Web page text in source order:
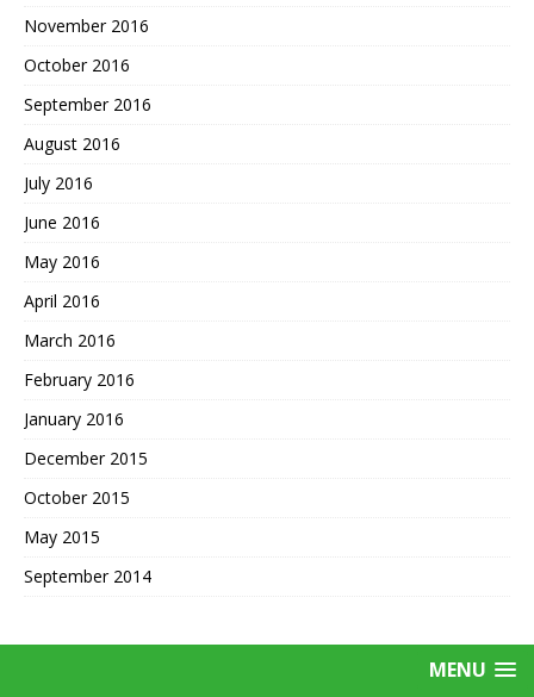
November 2016
October 2016
September 2016
August 2016
July 2016
June 2016
May 2016
April 2016
March 2016
February 2016
January 2016
December 2015
October 2015
May 2015
September 2014
MENU